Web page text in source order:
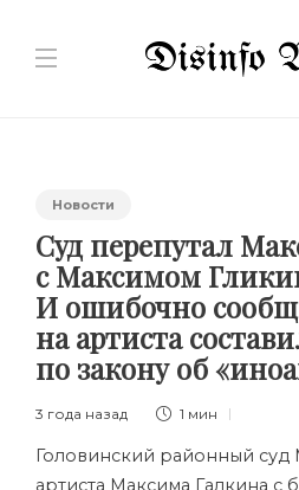
Новости
Суд перепутал
с Максимом
И ошибочно
на артиста
по закону об
3 года назад 1 мин
Головинский районный суд
артиста Максима Галкина